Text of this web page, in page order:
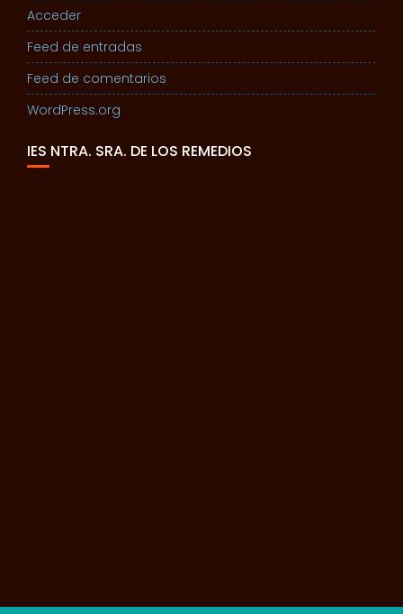
Acceder
Feed de entradas
Feed de comentarios
WordPress.org
IES NTRA. SRA. DE LOS REMEDIOS